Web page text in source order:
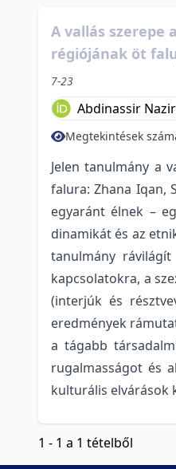
A vallás szerepe
régiójának öt
7-23
Abdinassir
Megtekintések
Jelen tanulmány a
falura: Zhana Iqan,
egyaránt élnek –
dinamikát és az
tanulmány
kapcsolatokra, a
(interjúk és
eredmények
a tágabb
rugalmasságot és
kulturális elvárások
1 - 1 a 1 tételből